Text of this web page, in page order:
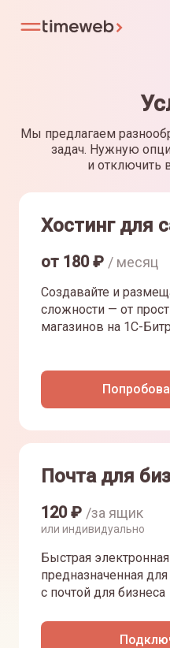
Мы предлагаем
задач. Нужную
и отключить
Хостинг для
от 180₽ / месяц
Создавайте и
сложности — от
магазинов на 1С-
Почта для
120₽ /за ящик
или индивидуально
Быстрая электронная
предназначенная
с почтой для бизнеса